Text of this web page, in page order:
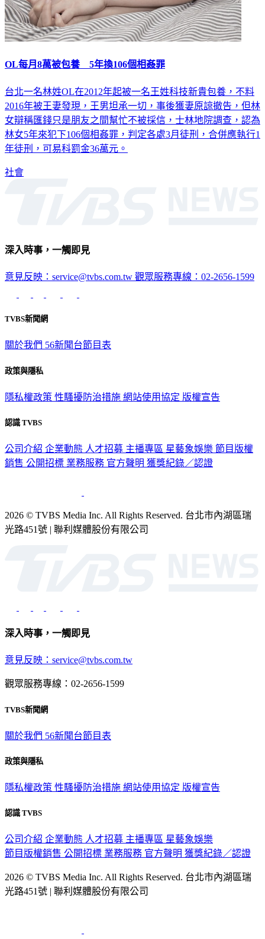
OL每月8萬被包養 5年換106個相姦罪
台北一名林姓OL在2012年起被一名王姓科技新貴包養，不料
2016年被王妻發現，王男坦承一切，事後獲妻原諒撤告，但林
女辯稱匯錢只是朋友之間幫忙不被採信，士林地院調查，認為
林女5年來犯下106個相姦罪，判定各處3月徒刑，合併應執行1
年徒刑，可易科罰金36萬元。
社會
深入時事，一觸即見
意見反映：service@tvbs.com.tw 觀眾服務專線：02-2656-1599
TVBS新聞網
關於我們 56新聞台節目表
政策與隱私
隱私權政策 性騷擾防治措施 網站使用協定 版權宣告
認識 TVBS
公司介紹 企業動態 人才招募 主播專區 星藝象娛樂 節目版權
銷售 公開招標 業務服務 官方聲明 獲獎紀錄／認證
2026 © TVBS Media Inc. All Rights Reserved. 台北市內湖區瑞
光路451號 | 聯利媒體股份有限公司
深入時事，一觸即見
意見反映：service@tvbs.com.tw
觀眾服務專線：02-2656-1599
TVBS新聞網
關於我們 56新聞台節目表
政策與隱私
隱私權政策 性騷擾防治措施 網站使用協定 版權宣告
認識 TVBS
公司介紹 企業動態 人才招募 主播專區 星藝象娛樂
節目版權銷售 公開招標 業務服務 官方聲明 獲獎紀錄／認證
2026 © TVBS Media Inc. All Rights Reserved. 台北市內湖區瑞
光路451號 | 聯利媒體股份有限公司